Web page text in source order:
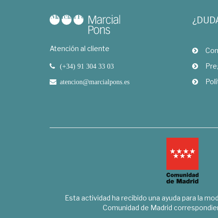
Atención al cliente
(+34) 91 304 33 03
atencion@marcialpons.es
Esta actividad ha recibido una ayuda para la
Comunidad de Madrid